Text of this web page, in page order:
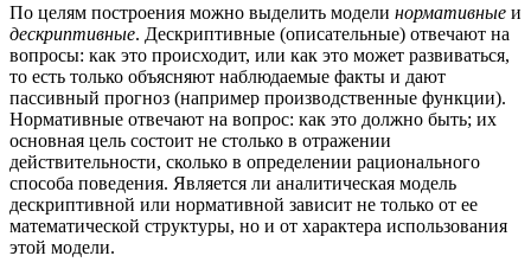
По целям построения можно выделить модели нормативные и
дескриптивные. Дескриптивные (описательные) отвечают на
вопросы: как это происходит, или как это может развиваться,
то есть только объясняют наблюдаемые факты и дают
пассивный прогноз (например производственные функции).
Нормативные отвечают на вопрос: как это должно быть; их
основная цель состоит не столько в отражении
действительности, сколько в определении рационального
способа поведения. Является ли аналитическая модель
дескриптивной или нормативной зависит не только от ее
математической структуры, но и от характера использования
этой модели.